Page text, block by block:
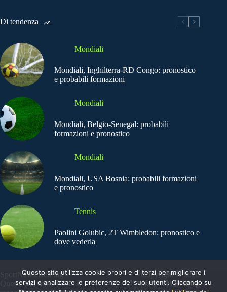
Di tendenza
Mondiali
Mondiali, Inghilterra-RD Congo: pronostico
e probabili formazioni
Mondiali
Mondiali, Belgio-Senegal: probabili
formazioni e pronostico
Mondiali
Mondiali, USA Bosnia: probabili formazioni
e pronostico
Tennis
Paolini Golubic, 2T Wimbledon: pronostico e
dove vederla
SportNews.BetFlag -
Questo sito non
Copyright © 2025
SportNews BetFlag
Questo sito utilizza cookie propri e di terzi per migliorare i
servizi e analizzare le preferenze dei suoi utenti. Cliccando su